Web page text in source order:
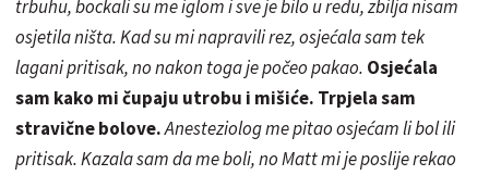
trbuhu, bockali su me iglom i sve je bilo u redu, zbilja nisam
osjetila ništa. Kad su mi napravili rez, osjećala sam tek
lagani pritisak, no nakon toga je počeo pakao. Osjećala
sam kako mi čupaju utrobu i mišiće. Trpjela sam
stravične bolove.Anesteziolog me pitao osjećam li bol ili
pritisak. Kazala sam da me boli, no Matt mi je poslije rekao